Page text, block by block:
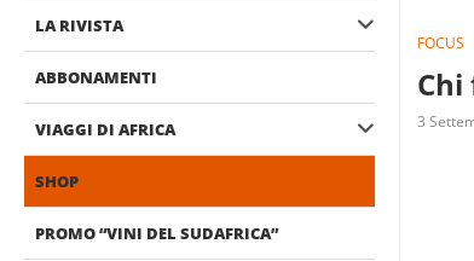
LA RIVISTA
ABBONAMENTI
VIAGGI DI AFRICA
SHOP
PROMO “VINI DEL SUDAFRICA”
FOCUS
3